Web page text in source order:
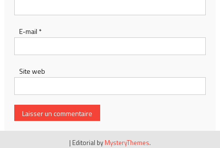
E-mail *
Site web
| Editorial by MysteryThemes.